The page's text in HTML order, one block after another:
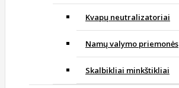
Kvapų neutralizatoriai
Namų valymo priemonės
Skalbikliai minkštikliai